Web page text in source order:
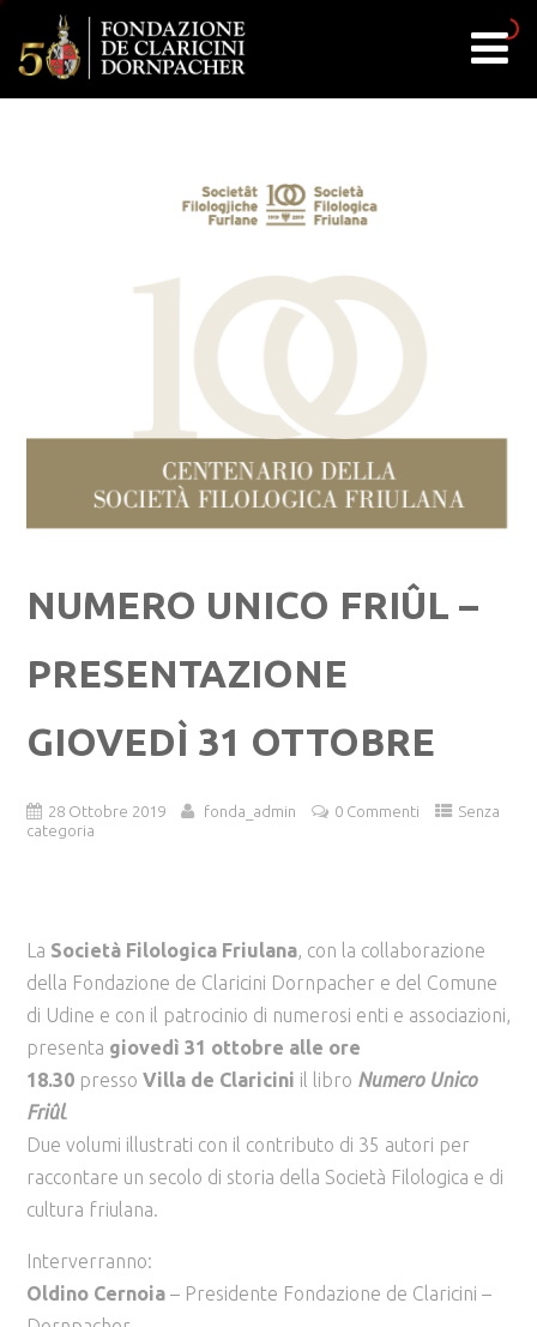
NUMERO UNICO FRIÛL –
PRESENTAZIONE
GIOVEDÌ 31 OTTOBRE
28 Ottobre 2019 fonda_admin 0 Commenti
Senza
categoria
La Società Filologica Friulana, con la collaborazione
della Fondazione de Claricini Dornpacher e del Comune
di Udine e con il patrocinio di numerosi enti e associazioni,
presenta giovedì 31 ottobre alle ore
18.30presso Villa de Claricini il libro Numero Unico
Friûl.
Due volumi illustrati con il contributo di 35 autori per
raccontare un secolo di storia della Società Filologica e di
cultura friulana.
Interverranno:
Oldino Cernoia– Presidente Fondazione de Claricini –